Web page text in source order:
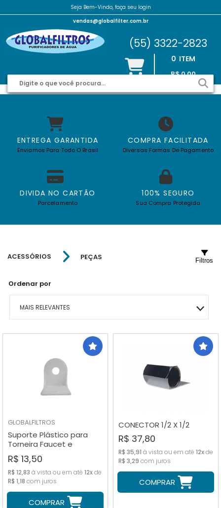
Seja Bem-Vindo, faça seu login
vendas@globalfilter.com.br
(55) 3322-2823
0 ITEM
R$ 0,00
ENTREGA GARANTIDA
Enviamos Para Todo O Brasil
COMPRA FACILITADA
Diversas Formas De Pagamento
DIVIDA NO CARTÃO
Parcelamento
100% SEGURO
Sua Compra Protegida
ACESSÓRIOS PEÇAS
Ordenar por
MAIS RELEVANTES
MAIS VENDIDOS
MENOR PREÇO
MAIOR PREÇO
Filtros
GLOBALFILTROS
Suporte Plástico para
Torneira Faucet e
Manômetro de Bancada
R$ 13,50
R$ 12,83 à vista ou em até 12xde
R$ 1,18 com juros
COMPRAR
CONECTOR 1/2 X 1/2
R$ 37,80
R$ 35,91 à vista ou em até 12xde
R$ 3,29 com juros
COMPRAR